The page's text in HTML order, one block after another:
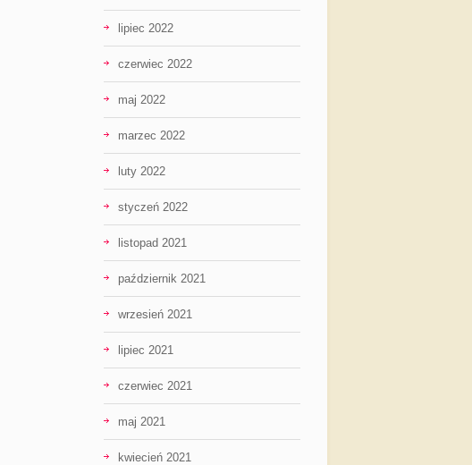
lipiec 2022
czerwiec 2022
maj 2022
marzec 2022
luty 2022
styczeń 2022
listopad 2021
październik 2021
wrzesień 2021
lipiec 2021
czerwiec 2021
maj 2021
kwiecień 2021